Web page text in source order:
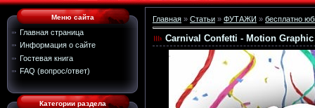
Меню сайта
Главная страница
Информация о сайте
Гостевая книга
FAQ (вопрос/ответ)
Категории раздела
Главная » Статьи » ФУТАЖИ » бесплатно
Carnival Confetti - Motion